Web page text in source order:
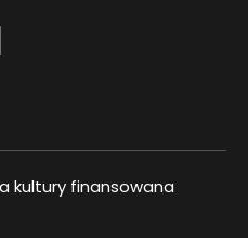
kultury finansowana